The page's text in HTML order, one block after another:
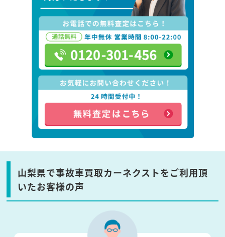
山梨県で事故車買取カーネクストをご利用頂
いたお客様の声